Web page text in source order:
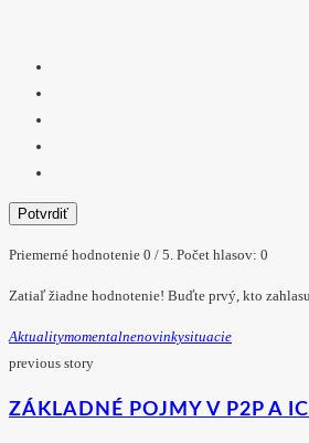
Potvrdiť
Priemerné hodnotenie 0 / 5. Počet hlasov: 0
Zatiaľ žiadne hodnotenie! Buďte prvý, kto
AktualityMomentalneNovinkySituacie
previous story
ZÁKLADNÉ POJMY V P2P A